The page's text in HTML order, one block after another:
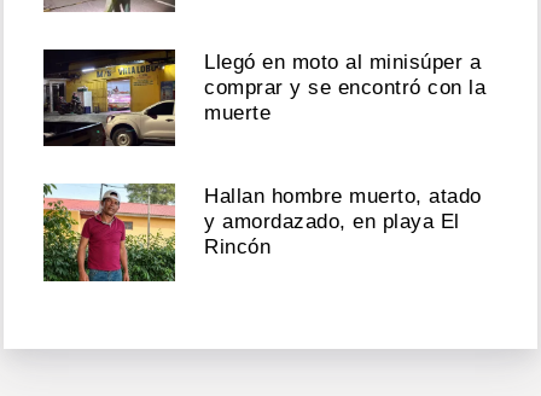
Llegó en moto al minisúper a
comprar y se encontró con la
muerte
Hallan hombre muerto, atado
y amordazado, en playa El
Rincón